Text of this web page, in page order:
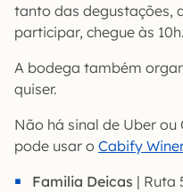
tanto das degustações,
participar, chegue às 10h.
A bodega também
quiser.
Não há sinal de Uber
pode usar o Cabify
Familia Deicas | Ruta